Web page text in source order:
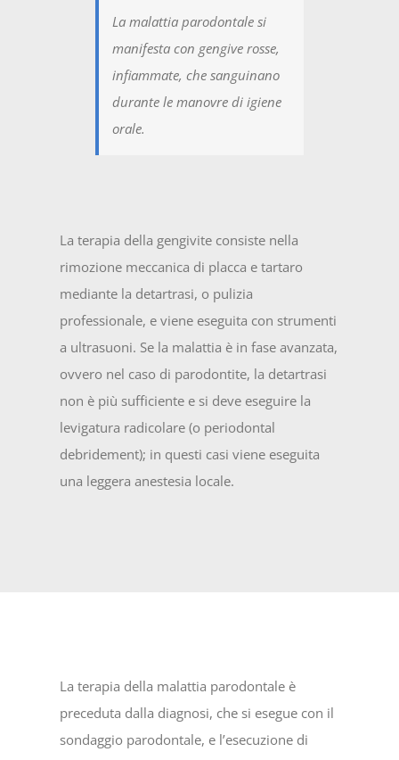
La malattia parodontale si
manifesta con gengive rosse,
infiammate, che sanguinano
durante le manovre di igiene
orale.
La terapia della gengivite consiste nella
rimozione meccanica di placca e tartaro
mediante la detartrasi, o pulizia
professionale, e viene eseguita con strumenti
a ultrasuoni. Se la malattia è in fase avanzata,
ovvero nel caso di parodontite, la detartrasi
non è più sufficiente e si deve eseguire la
levigatura radicolare (o periodontal
debridement); in questi casi viene eseguita
una leggera anestesia locale.
La terapia della malattia parodontale è
preceduta dalla diagnosi, che si esegue con il
sondaggio parodontale, e l’esecuzione di